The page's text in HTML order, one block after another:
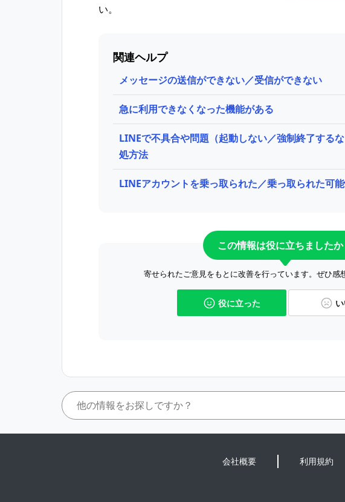
い。​
関連ヘルプ
メッセージの送信ができない／受信ができない
急に利用できなくなった機能がある
LINEで不具合や問題（起動しない／強制終了する
処方法
LINEアカウントを乗っ取られた／乗っ取られた可
この情報は役に立ちましたか
寄せられたご意見をもとに改善を行っています。ぜひ感
役に立った
会社概要 利用規約